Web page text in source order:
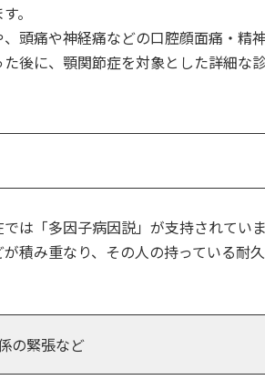
。
頭痛や神経痛などの口腔顔面痛・精
後に、顎関節症を対象とした詳細な
は「多因子病因説」が支持されていま
み重なり、その人の持っている耐
の緊張など